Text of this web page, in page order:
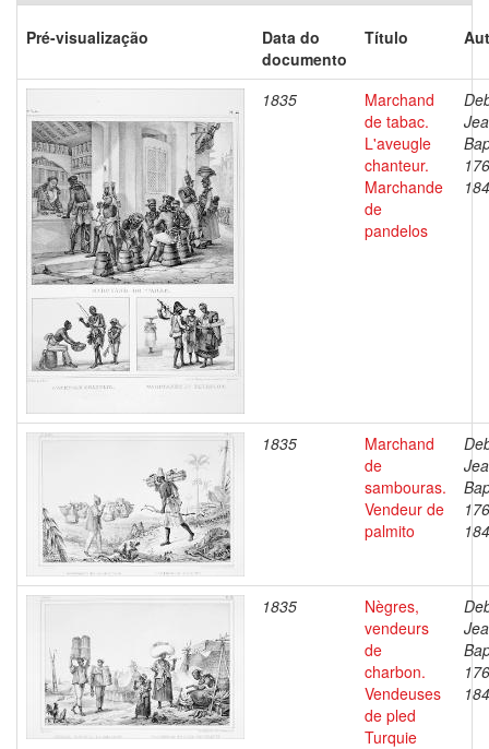
Pré-visualização
Data do
documento
Título
1835
Marchand
de tabac.
L'aveugle
chanteur.
Marchande
de
pandelos
1835
Marchand
de
sambouras.
Vendeur de
palmito
1835
Nègres,
vendeurs
de
charbon.
Vendeuses
de pled
Turquie